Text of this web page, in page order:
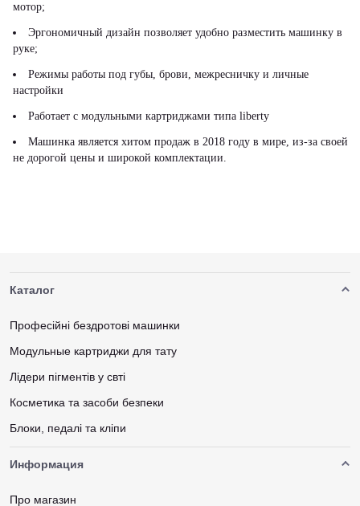
мотор;
Эргономичный дизайн позволяет удобно разместить машинку в
руке;
Режимы работы под губы, брови, межресничку и личные
настройки
Работает с модульными картриджами типа liberty
Машинка является хитом продаж в 2018 году в мире, из-за своей
не дорогой цены и широкой комплектации.
Каталог
Професійні бездротові машинки
Модульные картриджи для тату
Лідери пігментів у свті
Косметика та засоби безпеки
Блоки, педалі та кліпи
Информация
Про магазин